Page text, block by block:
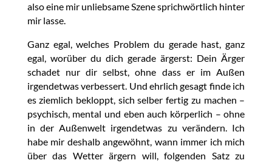
also eine mir unliebsame Szene sprichwörtlich hinter
mir lasse.
Ganz egal, welches Problem du gerade hast, ganz
egal, worüber du dich gerade ärgerst: Dein Ärger
schadet nur dir selbst, ohne dass er im Außen
irgendetwas verbessert. Und ehrlich gesagt finde ich
es ziemlich bekloppt, sich selber fertig zu machen –
psychisch, mental und eben auch körperlich – ohne
in der Außenwelt irgendetwas zu verändern. Ich
habe mir deshalb angewöhnt, wann immer ich mich
über das Wetter ärgern will, folgenden Satz zu